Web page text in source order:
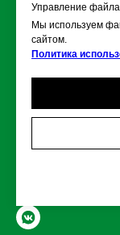
Дома из
Беседки
© 2005-2026
Управление
Мы используем
сайтом.
Политика